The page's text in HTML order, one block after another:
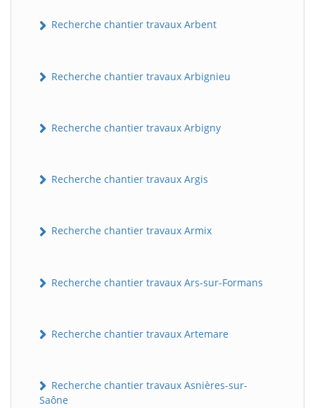
Recherche chantier travaux Arbent
Recherche chantier travaux Arbignieu
Recherche chantier travaux Arbigny
Recherche chantier travaux Argis
Recherche chantier travaux Armix
Recherche chantier travaux Ars-sur-Formans
Recherche chantier travaux Artemare
Recherche chantier travaux Asnières-sur-
Saône